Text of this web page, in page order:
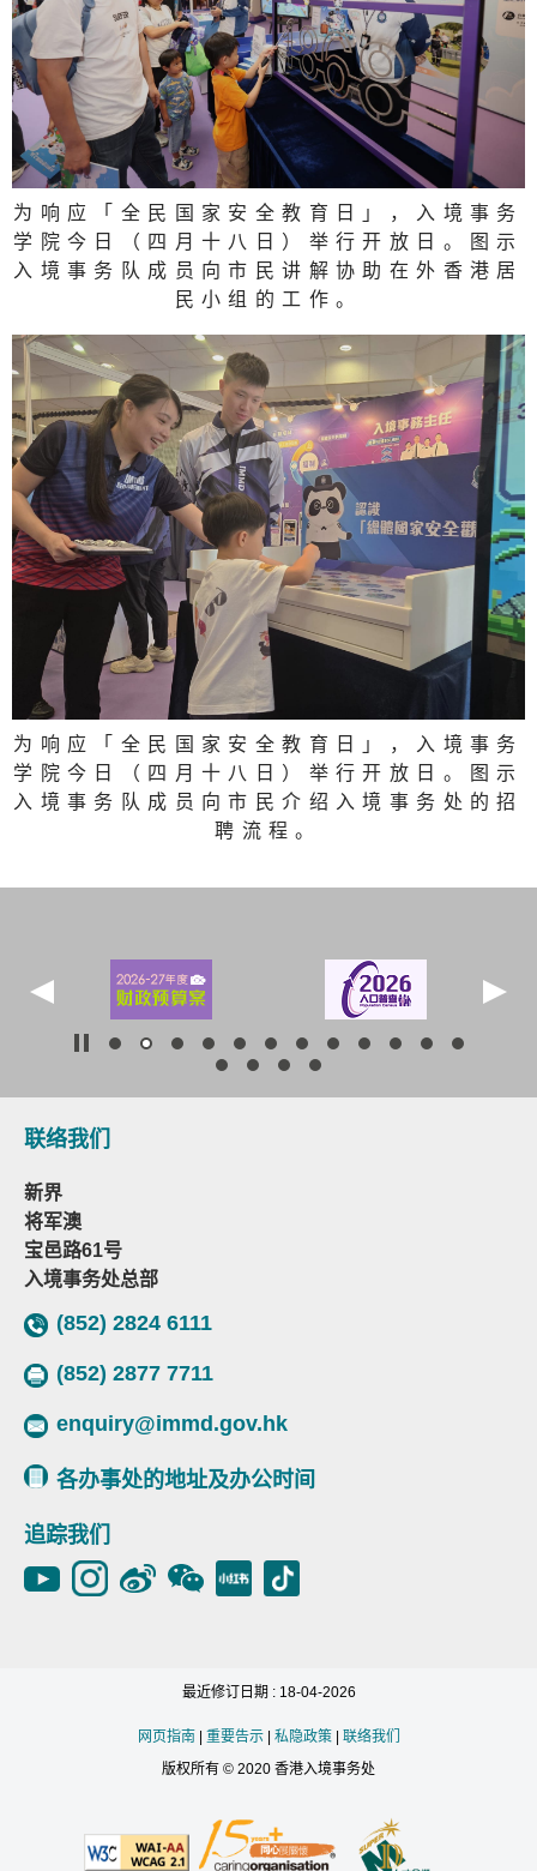
为响应「全民国家安全教育日」，入境事务
学院今日（四月十八日）举行开放日。图示
入境事务队成员向市民讲解协助在外香港居
民小组的工作。
为响应「全民国家安全教育日」，入境事务
学院今日（四月十八日）举行开放日。图示
入境事务队成员向市民介绍入境事务处的招
聘流程。
联络我们
新界
将军澳
宝邑路61号
入境事务处总部
(852) 2824 6111
(852) 2877 7711
enquiry@immd.gov.hk
各办事处的地址及办公时间
追踪我们
最近修订日期 : 18-04-2026
网页指南| 重要告示| 私隐政策| 联络我们
版权所有 © 2020 香港入境事务处